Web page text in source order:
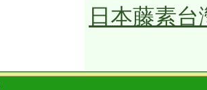
日本藤素